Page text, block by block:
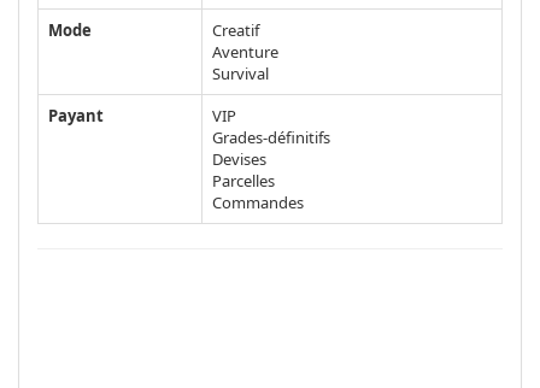
Mode
Creatif
Aventure
Survival
Payant
VIP
Grades-définitifs
Devises
Parcelles
Commandes